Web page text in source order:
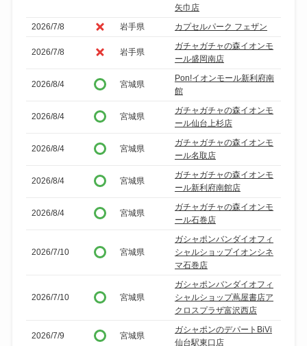
矢巾店
2026/7/8
岩手県 カプセルパーク フェザン
2026/7/8 岩手県
ガチャガチャの森イオンモ
ール盛岡南店
2026/8/4 宮城県
Pon!イオンモール新利府南
館
2026/8/4 宮城県
ガチャガチャの森イオンモ
ール仙台上杉店
2026/8/4 宮城県
ガチャガチャの森イオンモ
ール名取店
2026/8/4 宮城県
ガチャガチャの森イオンモ
ール新利府南館店
2026/8/4 宮城県
ガチャガチャの森イオンモ
ール石巻店
2026/7/10 宮城県
ガシャポンバンダイオフィ
シャルショップイオンシネ
マ石巻店
2026/7/10 宮城県
ガシャポンバンダイオフィ
シャルショップ蔦屋書店ア
クロスプラザ富沢西店
2026/7/9 宮城県
ガシャポンのデパートBiVi
仙台駅東口店